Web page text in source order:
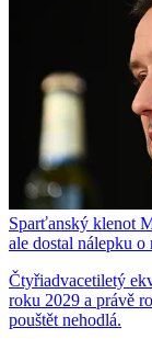
Sparťanský klenot
ale dostal nálepku o
Čtyřiadvacetiletý
roku 2029 a právě
pouštět nehodlá.